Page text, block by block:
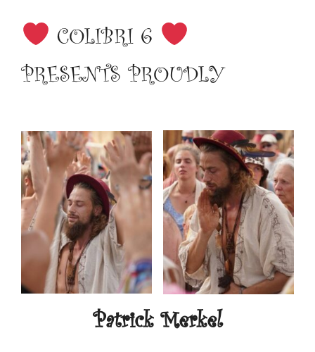
COLIBRI 6
PRESENTS PROUDLY
Patrick Merkel